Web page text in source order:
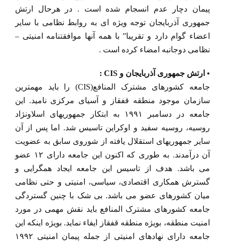
پیمان دچار عدم انسجام شده است . در هرحال ارتش
جمهوری آذربایجان توجه ویژه ای به روابط نظامی با سایر
اعضاء گوام دارد و تقریبا” با همه آنها موافقتنامه امنیتی –
نظامی دوجانبه امضاء کرده است .
• ارتش جمهوری آذربایجان و CIS :
جامعه کشورهای مشترک المنافع(CIS) را باید مهمترین
سازمان موجود منطقه قفقاز و آسیای مرکزی نامید. این
جامعه در دسامبر ۱۹۹۱ به ابتکار جمهوریهای اسلاونژاد
روسیه، روسیه سفید و اوکراین تاسیس شد. اما پس از آن
سایر جمهوریهای استقلال یافته از شوروی سابق به عضویت
آن درآمدند. به طوری که اکنون این جامعه دارای ۱۲ عضو
می باشد. هدف از تاسیس این جامعه ایجاد همگرایی و
گسترش همکاری اقتصادی، سیاسی، امنیتی و حتی نظامی
میان کشورهای عضو می باشد. بی شک با چنین گستردگی
جامعه کشورهای مشترک المنافع باید نقش مهمی در مورد
امنیت منطقه، بویژه منطقه قفقاز ایفاء نماید. بویژه اینکه این
جامعه دارای نهادهای امنیتی از جمله پیمان امنیتی ۱۹۹۲